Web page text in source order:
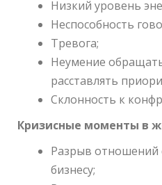
Низкий уровень
Неспособность
Тревога;
Неумение
расставлять
Склонность к
Кризисные моменты в
Разрыв отношений
бизнесу;